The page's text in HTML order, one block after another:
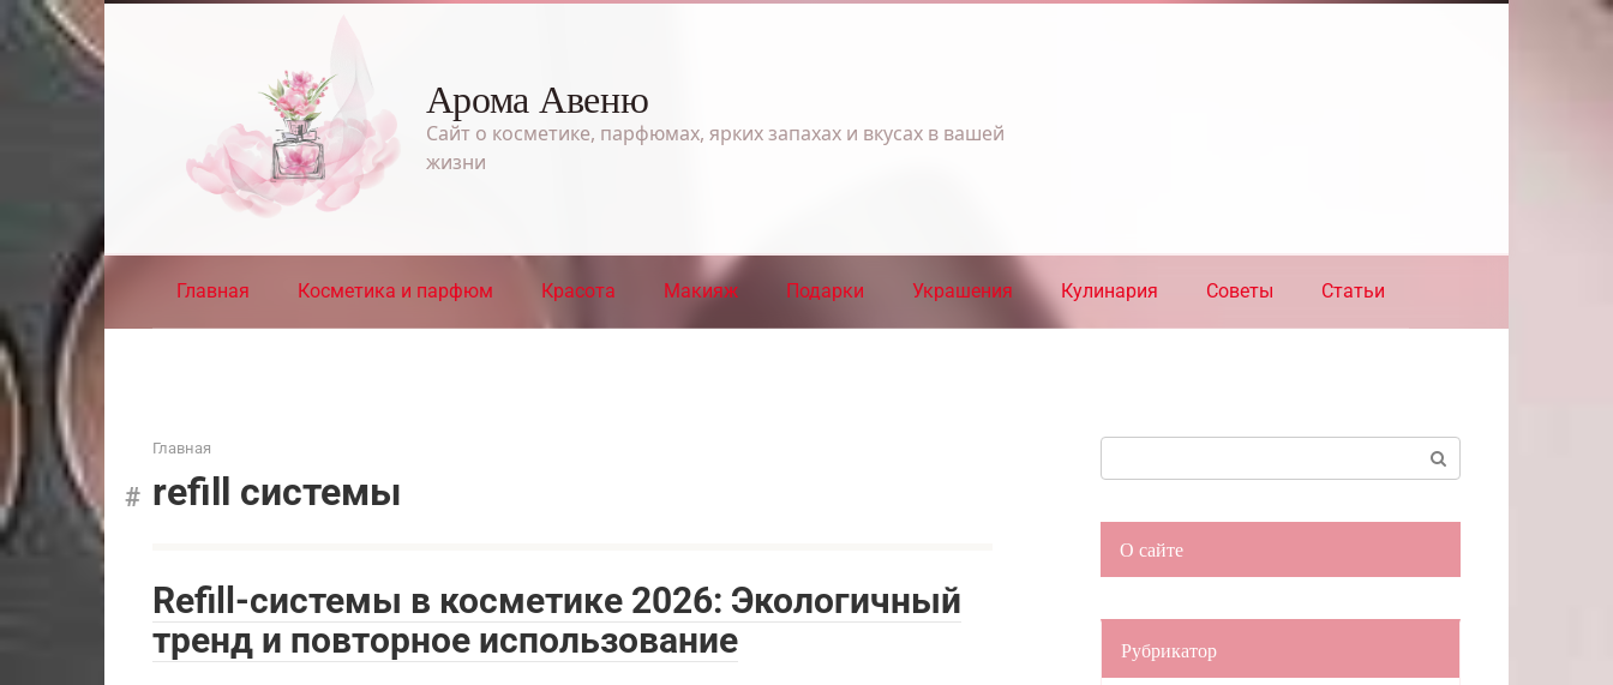
Перейти
к
контенту
Арома Авеню
Сайт о косметике, парфюмах, ярких запахах и вкусах в вашей
жизни
Главная Косметика и парфюм Красота Макияж Подарки Украшения Кулинария Советы Статьи
Главная
refill системы
Refill-системы в косметике 2026: Экологичный
тренд и повторное использование
О сайте
Рубрикатор